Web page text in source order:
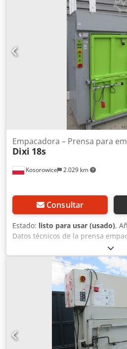
/ 580 kN Capacidad: 1 - 2 pacas/
Peso de la prensa: 2300 kg
Consumo de potencia: 4 kW
cubierto interior/exterior Nivel de
dB(A) Año de fabricación: 2003-
empacadoras Strautmann PP
5.500 EUR También empacadoras
2014-2015 Strautmann
Kosorowice 2.029 km
Empacadora – Prensa para
Dixi 18s
Consultar
Estado: listo para usar (usado),
Datos técnicos de la prensa
Tensión de conexión: 400/50 V/Hz
máx. 180 kN Tiempo de ciclo: 22
s Cedpfora Aghex Ah Usha
alto: 107 x 62 cm Altura de
cm Bala expulsada* ancho x alto
70-80 cm Peso de la bala: máx.
ancho x fondo x alto: 152 x 95 x
fabricación 2003-2005 cuesta
2006-2009 cuesta 3500 eur Año
cuesta 4500 eur Año de